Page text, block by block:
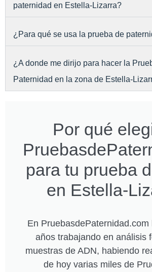
paternidad en Estella-Lizarra?
¿Para qué se usa la prueba de
¿A donde me dirijo para hacer la
Paternidad en la zona de Estella-
Por qué
para tu prueba
en Estella-
En PruebasdePaternidad.com
años trabajando en análisis
muestras de ADN, habiendo
de hoy varias miles de